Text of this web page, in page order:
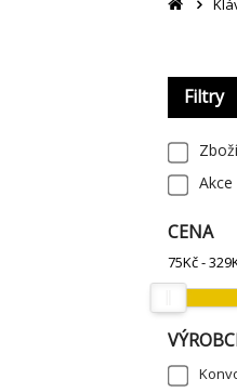
Filtry
Akce
CENA
75Kč -329